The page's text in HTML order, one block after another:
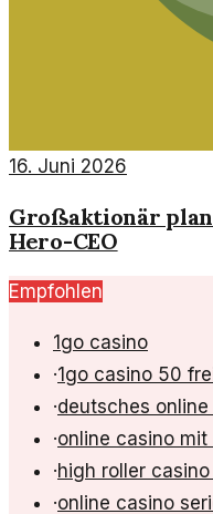
16. Juni 2026
Großaktionär
Hero-CEO
Empfohlen
1go casino
·1go casino 50
·deutsches
·online casino
·high roller
·online casino